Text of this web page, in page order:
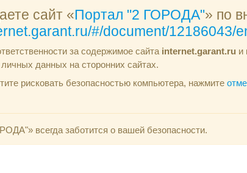
сайт « Портал "2 ГОРОДА"» по
#/document/12186043/
за содержимое сайта internet.garant.ru и
личных данных на сторонних сайтах.
рисковать безопасностью компьютера, нажмите
всегда заботится о вашей безопасности.